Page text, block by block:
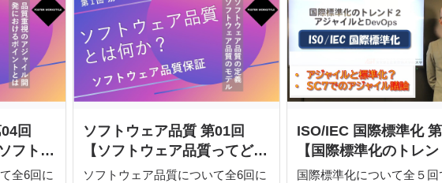
回
フトウ
全6回に
ソフトウェア品質 第01回
【ソフトウェア品質ってどう
いうこと？】
ソフトウェア品質について全6回に
ISO/IEC 国際標準化
【国際標準化のトレ
ジャイルとDevOps】
国際標準化について全５回